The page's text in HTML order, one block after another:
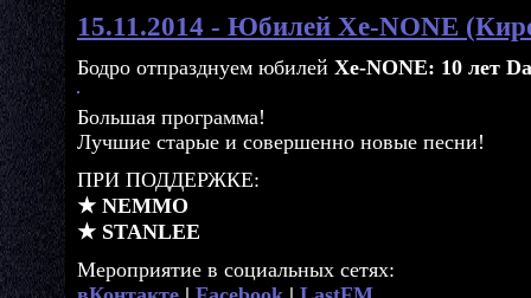
15.11.2014 - Юбилей Xe-NONE
Бодро отпразднуем юбилей Xe-NONE: 10 лет
Большая программа!
Лучшие старые и совершенно новые песни!
ПРИ ПОДДЕРЖКЕ:
★ NEMMO
★ STANLEE
Мероприятие в социальных сетях: